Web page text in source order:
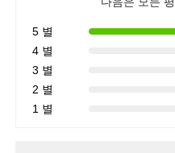
5 별
4 별
3 별
2 별
1 별